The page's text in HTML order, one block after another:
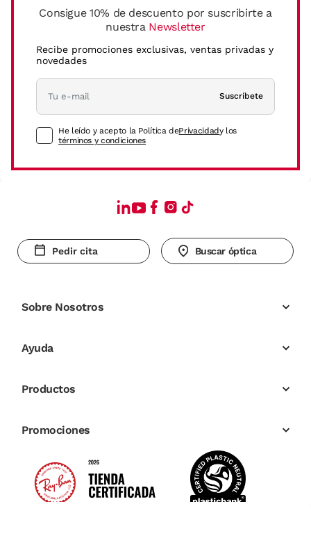
Consigue 10% de descuento por suscribirte a
nuestra Newsletter
Recibe promociones exclusivas, ventas privadas y
novedades
Suscríbete
He leído y acepto la Política dePrivacidady los
términos y condiciones
Pedir cita Buscar óptica
Sobre Nosotros
Ayuda
Productos
Promociones